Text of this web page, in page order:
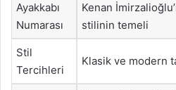
Ayakkabı
Numarası
Kenan
stilinin temeli
Stil
Tercihleri
Klasik ve modern